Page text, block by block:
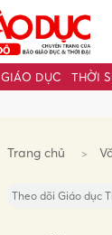
GIÁO DỤC THỜI
Trang chủ
Theo dõi Giáo dục